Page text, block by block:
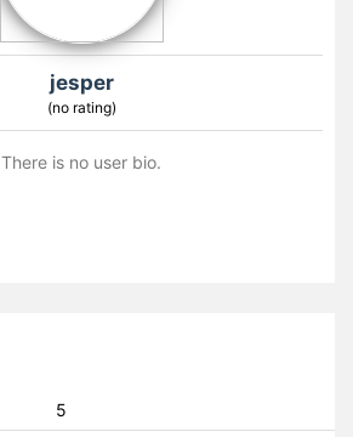
jesper
(no rating)
There is no user bio.
5